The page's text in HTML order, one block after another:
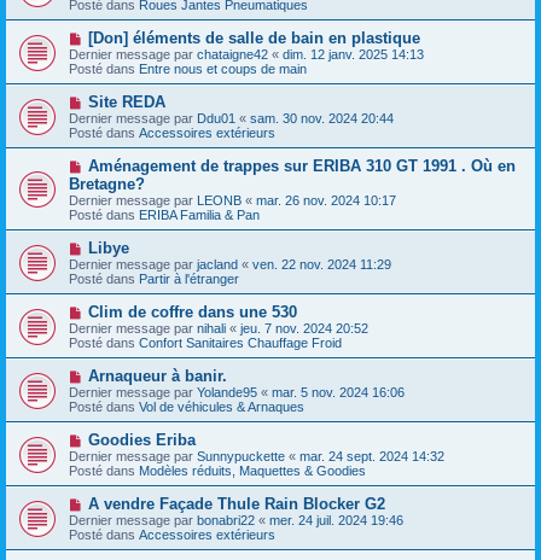
e
m
e
s
a
g
e
v
e
u
m
e
s
s
a
g
Posté dans Roues Jantes Pneumatiques
N
o
u
v
e
a
u
m
e
s
s
a
g
e
[Don] éléments de salle de bain en plastique
Dernier message par chataigne42 « dim. 12 janv. 2025 14:13
Posté dans Entre nous et coups de main
N
o
u
v
a
u
m
e
s
s
a
g
e
Site REDA
Dernier message par Ddu01 « sam. 30 nov. 2024 20:44
Posté dans Accessoires extérieurs
N
u
v
e
a
m
e
s
s
g
e
Aménagement de trappes sur ERIBA 310 GT 1991 . Où en
Bretagne?
Dernier message par LEONB « mar. 26 nov. 2024 10:17
Posté dans ERIBA Familia & Pan
N
o
u
v
a
u
m
e
s
s
a
g
e
Libye
Dernier message par jacland « ven. 22 nov. 2024 11:29
Posté dans Partir à l'étranger
N
o
u
v
a
u
m
e
s
s
a
g
Clim de coffre dans une 530
Dernier message par nihali « jeu. 7 nov. 2024 20:52
Posté dans Confort Sanitaires Chauffage Froid
N
o
u
v
a
u
m
e
s
s
a
g
Arnaqueur à banir.
Dernier message par Yolande95 « mar. 5 nov. 2024 16:06
Posté dans Vol de véhicules & Arnaques
N
o
u
v
a
u
m
e
Goodies Eriba
Dernier message par Sunnypuckette « mar. 24 sept. 2024 14:32
Posté dans Modèles réduits, Maquettes & Goodies
N
o
u
v
A vendre Façade Thule Rain Blocker G2
Dernier message par bonabri22 « mer. 24 juil. 2024 19:46
Posté dans Accessoires extérieurs